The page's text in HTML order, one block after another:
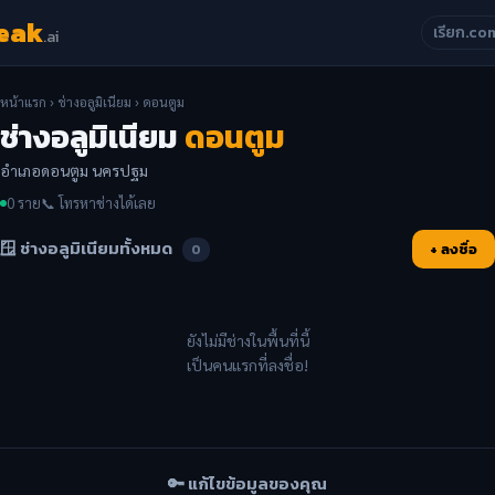
.ai เรียก
หน้าแรก › ช่างอลูมิเนียม › ดอนตูม
ช่างอลูมิเนียมดอนตูม
อำเภอดอนตูม นครปฐม
0 ราย📞 โทรหาช่างได้เลย
🪟 ช่างอลูมิเนียมทั้งหมด 0 + ลงชื่อ
ยังไม่มีช่างในพื้นที่นี้
เป็นคนแรกที่ลงชื่อ!
🔑 แก้ไขข้อมูลของคุณ